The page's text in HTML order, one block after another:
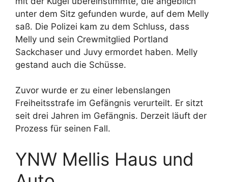
unter dem Sitz gefunden wurde, auf dem Melly
saß. Die Polizei kam zu dem Schluss, dass
Melly und sein Crewmitglied Portland
Sackchaser und Juvy ermordet haben. Melly
gestand auch die Schüsse.
Zuvor wurde er zu einer lebenslangen
Freiheitsstrafe im Gefängnis verurteilt. Er sitzt
seit drei Jahren im Gefängnis. Derzeit läuft der
Prozess für seinen Fall.
YNW Mellis Haus und